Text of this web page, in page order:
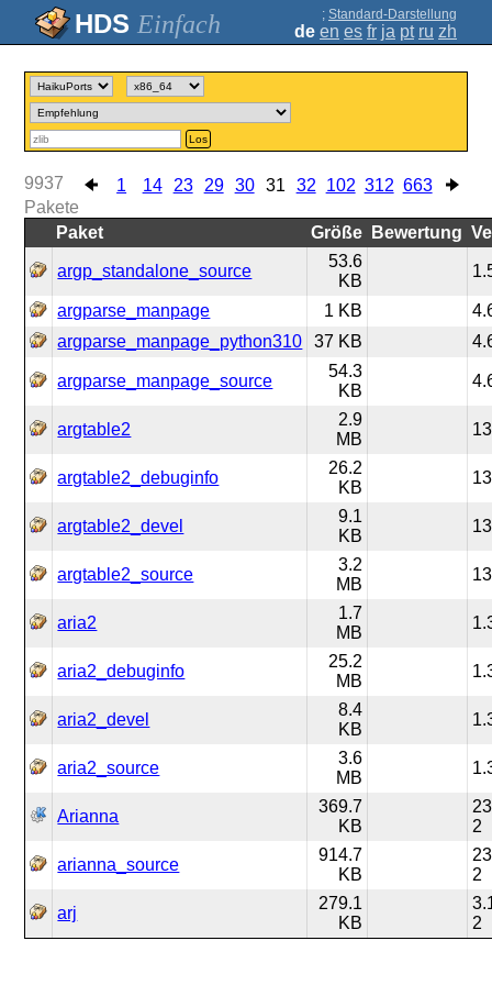
Einfach ; Standard-Darstellung
de en es fr ja pt ru zh
Los
1 14 23 29 30 31 32 102 312 663
9937
Pakete
Paket
Größe Bewertung
argp_standalone_source
53.6
KB
argparse_manpage 1 KB
argparse_manpage_python310
37 KB
argparse_manpage_source
54.3
KB
argtable2
2.9
MB
argtable2_debuginfo
26.2
KB
argtable2_devel
9.1
KB
argtable2_source
3.2
MB
aria2
1.7
MB
aria2_debuginfo
25.2
MB
aria2_devel
8.4
KB
aria2_source
3.6
MB
Arianna
369.7
KB
2
arianna_source
914.7
KB
2
arj
279.1
KB
2